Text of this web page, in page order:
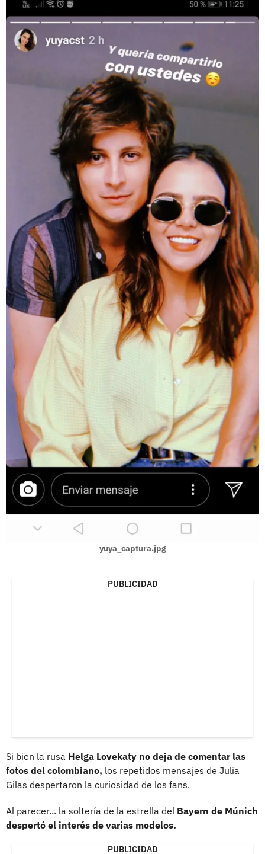
yuya_captura.jpg
PUBLICIDAD
Si bien la rusa Helga Lovekaty no deja de comentar las
fotos del colombiano, los repetidos mensajes de Julia
Gilas despertaron la curiosidad de los fans.
Al parecer... la soltería de la estrella del Bayern de Múnich
despertó el interés de varias modelos.
PUBLICIDAD